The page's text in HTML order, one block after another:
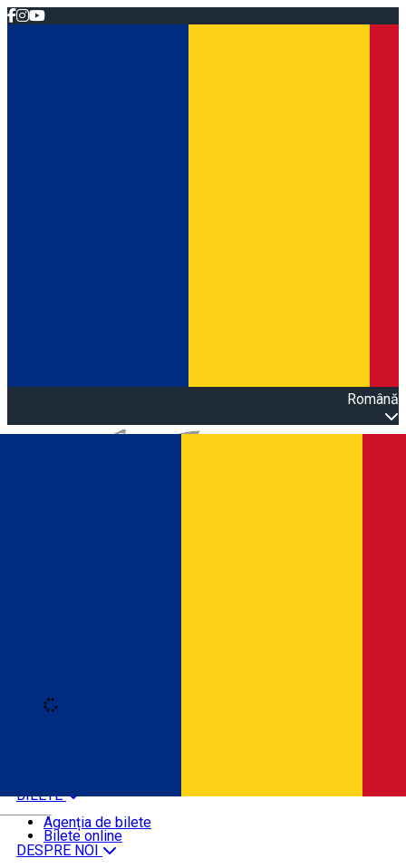
Română
BILETE
ȘTIRI
DESPRE NOI
Agenția de bilete
Bilete online